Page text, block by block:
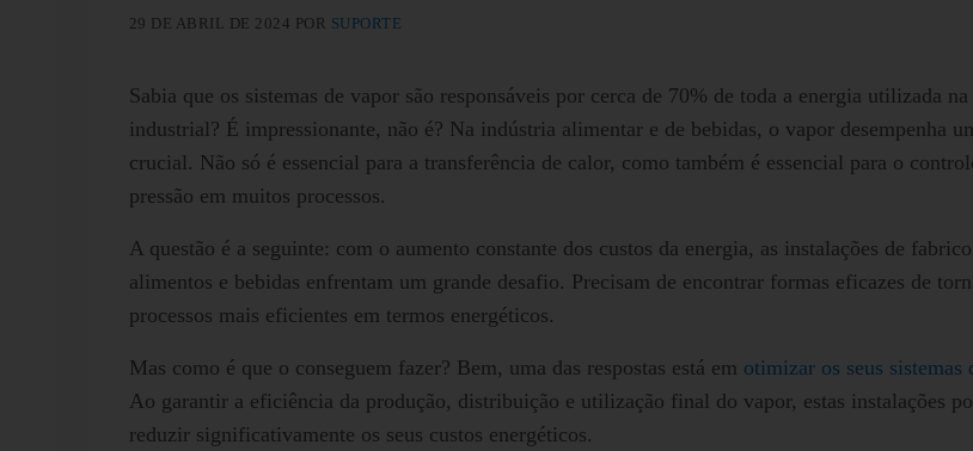
29 DE ABRIL DE 2024 POR SUPORTE
Sabia que os sistemas de vapor são responsáveis por cerca de 70% de toda a energia utilizada
industrial? É impressionante, não é? Na indústria alimentar e de bebidas, o vapor desempenha
crucial. Não só é essencial para a transferência de calor, como também é essencial para o
pressão em muitos processos.
A questão é a seguinte: com o aumento constante dos custos da energia, as instalações de
alimentos e bebidas enfrentam um grande desafio. Precisam de encontrar formas eficazes de
processos mais eficientes em termos energéticos.
Mas como é que o conseguem fazer? Bem, uma das respostas está em otimizar os seus sistemas
Ao garantir a eficiência da produção, distribuição e utilização final do vapor, estas instalações
reduzir significativamente os seus custos energéticos.